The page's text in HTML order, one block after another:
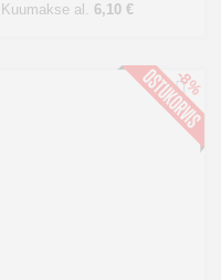
Kuumakse al. 6,10 €
-8%